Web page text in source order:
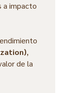
a impacto
,
de la